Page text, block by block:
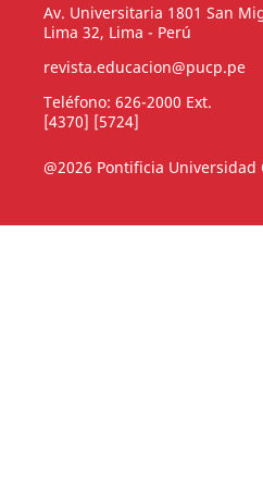
Av. Universitaria 1801 San
Lima 32, Lima - Perú
revista.educacion@pucp.pe
Teléfono: 626-2000 Ext.
[4370] [5724]
@2026 Pontificia Universidad